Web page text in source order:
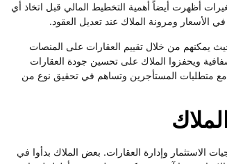
أظهرت أيضاً أهمية التخطيط المالي قبل اتخاذ أي
الأسعار ومرونة الملاك عند تعديل العقود.
يمكنهم من خلال تقييم العقارات على المنصات
ويحفزوا الملاك على تحسين جودة العقارات
متطلبات المستأجرين وتساهم في تحقيق نوع من
الاستثمار وإدارة العقارات. بعض الملاك بدأوا في